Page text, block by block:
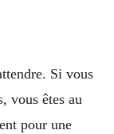
Si vous
vous êtes au
pour une